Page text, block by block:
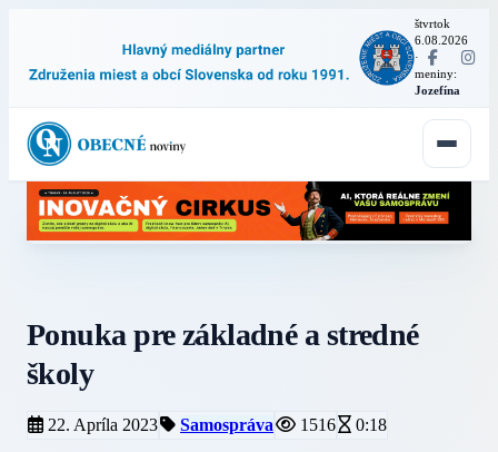
štvrtok
6.08.2026
·
meniny:
Jozefína
Ponuka pre základné a stredné
školy
22. Apríla 2023 Samospráva 1516 0:18